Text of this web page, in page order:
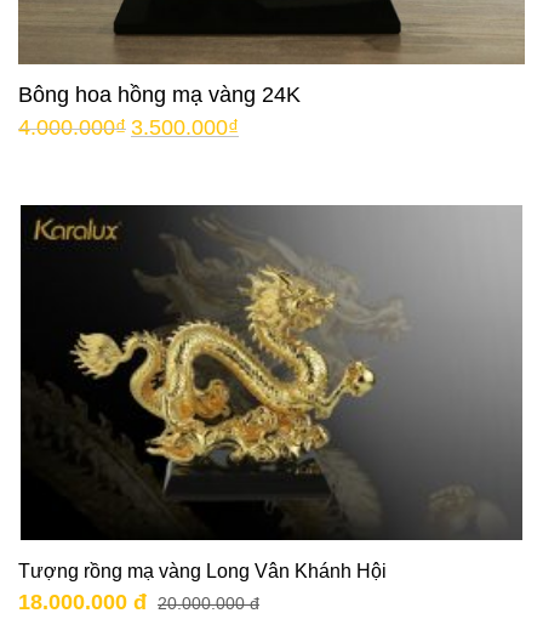
Bông hoa hồng mạ vàng 24K
4.000.000₫ 3.500.000₫
Tượng rồng mạ vàng Long Vân Khánh Hội
18.000.000 đ 20.000.000 đ